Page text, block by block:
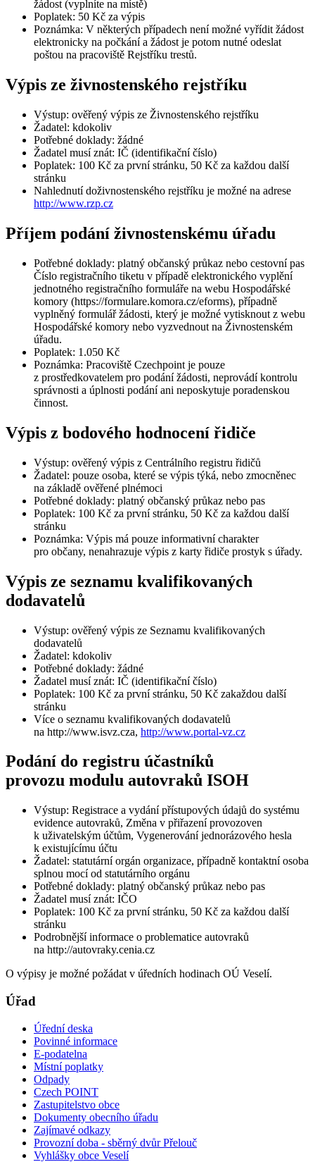
žádost (vyplníte na místě)
Poplatek: 50 Kč za výpis
Poznámka: V některých případech není možné vyřídit žádost
elektronicky na počkání a žádost je potom nutné odeslat
poštou na pracoviště Rejstříku trestů.
Výpis ze živnostenského rejstříku
Výstup: ověřený výpis ze Živnostenského rejstříku
Žadatel: kdokoliv
Potřebné doklady: žádné
Žadatel musí znát: IČ (identifikační číslo)
Poplatek: 100 Kč za první stránku, 50 Kč za každou další
stránku
Nahlednutí doživnostenského rejstříku je možné na adrese
http://www.rzp.cz
Příjem podání živnostenskému úřadu
Potřebné doklady: platný občanský průkaz nebo cestovní pas
Číslo registračního tiketu v případě elektronického vyplění
jednotného registračního formuláře na webu Hospodářské
komory (https://formulare.komora.cz/eforms), případně
vyplněný formulář žádosti, který je možné vytisknout z webu
Hospodářské komory nebo vyzvednout na Živnostenském
úřadu.
Poplatek: 1.050 Kč
Poznámka: Pracoviště Czechpoint je pouze
z prostředkovatelem pro podání žádosti, neprovádí kontrolu
správnosti a úplnosti podání ani neposkytuje poradenskou
činnost.
Výpis z bodového hodnocení řidiče
Výstup: ověřený výpis z Centrálního registru řidičů
Žadatel: pouze osoba, které se výpis týká, nebo zmocněnec
na základě ověřené plnémoci
Potřebné doklady: platný občanský průkaz nebo pas
Poplatek: 100 Kč za první stránku, 50 Kč za každou další
stránku
Poznámka: Výpis má pouze informativní charakter
pro občany, nenahrazuje výpis z karty řidiče prostyk s úřady.
Výpis ze seznamu kvalifikovaných
dodavatelů
Výstup: ověřený výpis ze Seznamu kvalifikovaných
dodavatelů
Žadatel: kdokoliv
Potřebné doklady: žádné
Žadatel musí znát: IČ (identifikační číslo)
Poplatek: 100 Kč za první stránku, 50 Kč zakaždou další
stránku
Více o seznamu kvalifikovaných dodavatelů
na http://www.isvz.cza, http://www.portal-vz.cz
Podání do registru účastníků
provozu modulu autovraků ISOH
Výstup: Registrace a vydání přístupových údajů do systému
evidence autovraků, Změna v přiřazení provozoven
k uživatelským účtům, Vygenerování jednorázového hesla
k existujícímu účtu
Žadatel: statutární orgán organizace, případně kontaktní osoba
splnou mocí od statutárního orgánu
Potřebné doklady: platný občanský průkaz nebo pas
Žadatel musí znát: IČO
Poplatek: 100 Kč za první stránku, 50 Kč za každou další
stránku
Podrobnější informace o problematice autovraků
na http://autovraky.cenia.cz
O výpisy je možné požádat v úředních hodinach OÚ Veselí.
Úřad
Úřední deska
Povinné informace
E-podatelna
Místní poplatky
Odpady
Czech POINT
Zastupitelstvo obce
Dokumenty obecního úřadu
Zajímavé odkazy
Provozní doba - sběrný dvůr Přelouč
Vyhlášky obce Veselí